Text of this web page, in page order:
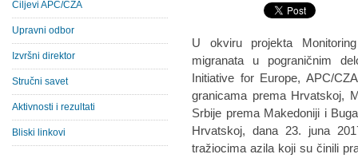
U okviru projekta
migranata u pograničnim
Initiative for Europe, APC/
granicama prema Hrvatskoj,
Srbije prema Makedoniji i
Hrvatskoj, dana 23. juna
tražiocima azila koji su činili
Ciljevi APC/CZA
Upravni odbor
Izvršni direktor
Stručni savet
Aktivnosti i rezultati
Bliski linkovi